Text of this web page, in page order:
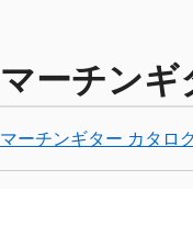
マーチン
マーチンギター カタロ